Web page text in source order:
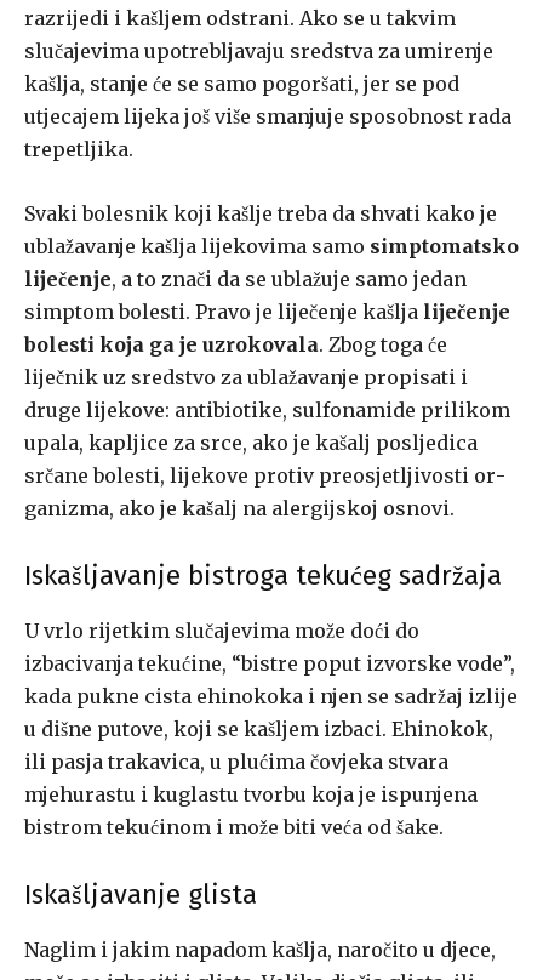
razrijedi i kašljem odstrani. Ako se u takvim
slučajevima upot­rebljavaju sredstva za umirenje
kašlja, stanje će se samo pogoršati, jer se pod
utjecajem lijeka još više smanjuje sposobnost rada
trepetljika.
Svaki bolesnik koji kašlje treba da shvati kako je
ublažavanje kašlja lijekovima samo simptomatsko
liječenje, a to znači da se ublažuje samo jedan
simptom bolesti. Pravo je liječenje kašlja liječenje
bolesti koja ga je uzrokovala. Zbog toga će
liječnik uz sredstvo za ublažavanje propisati i
druge lijekove: antibiotike, sulfonamide prilikom
upala, kapljice za srce, ako je kašalj posljedica
srčane bolesti, lijekove protiv preosjetljivosti or­
ganizma, ako je kašalj na alergijskoj osnovi.
Iskašljavanje bistroga tekućeg sadržaja
U vrlo rijetkim slučajevima može doći do
izbacivanja tekućine, “bistre poput izvorske vode”,
kada pukne cista ehinokoka i njen se sad­ržaj izlije
u dišne putove, koji se kašljem izbaci. Ehinokok,
ili pasja trakavica, u plućima čovjeka stvara
mjehurastu i kuglastu tvorbu koja je ispunjena
bistrom tekućinom i može biti veća od šake.
Iskašljavanje glista
Naglim i jakim napadom kašlja, naročito u djece,